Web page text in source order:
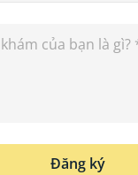
Đăng ký